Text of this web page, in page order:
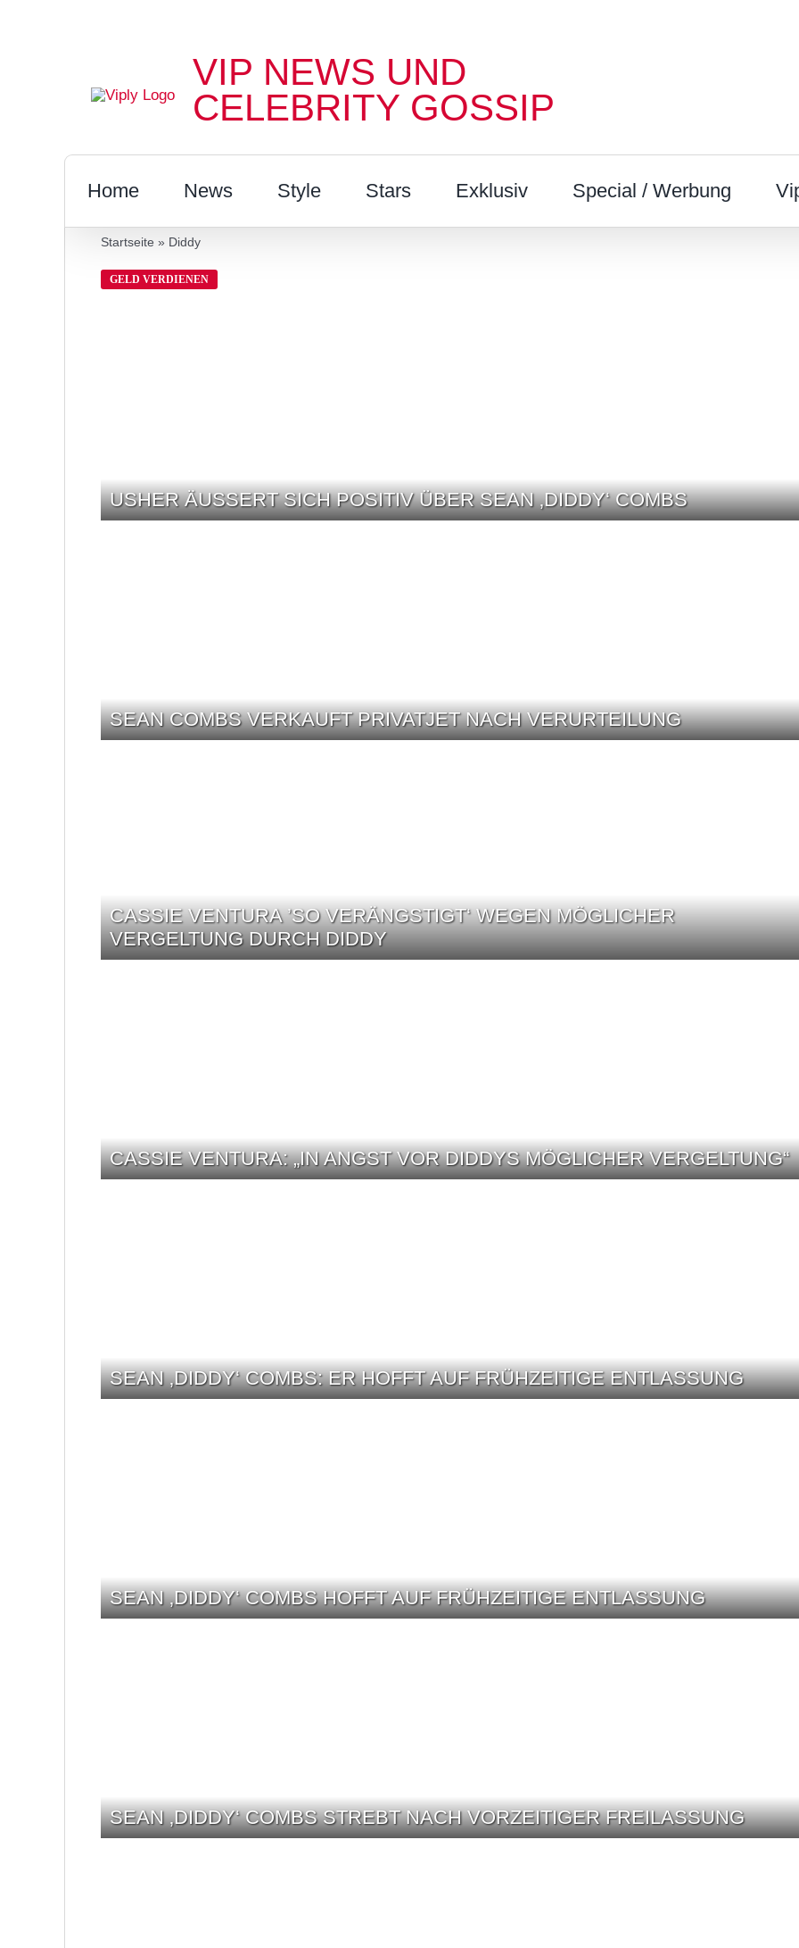
VIP NEWS UND
CELEBRITY GOSSIP
Home News Style Stars Exklusiv Special / Werbung
Startseite » Diddy
GELD VERDIENEN
USHER ÄUSSERT SICH POSITIV ÜBER SEAN ‚DIDDY‘ COMBS
SEAN COMBS VERKAUFT PRIVATJET NACH VERURTEILUNG
CASSIE VENTURA ’SO VERÄNGSTIGT‘ WEGEN MÖGLICHER
VERGELTUNG DURCH DIDDY
CASSIE VENTURA: „IN ANGST VOR DIDDYS MÖGLICHER VERGELTUNG“
SEAN ‚DIDDY‘ COMBS: ER HOFFT AUF FRÜHZEITIGE ENTLASSUNG
SEAN ‚DIDDY‘ COMBS HOFFT AUF FRÜHZEITIGE ENTLASSUNG
SEAN ‚DIDDY‘ COMBS STREBT NACH VORZEITIGER FREILASSUNG